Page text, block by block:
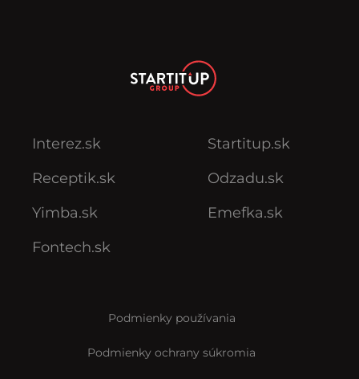
Interez.sk
Receptik.sk
Yimba.sk
Fontech.sk
Startitup.sk
Odzadu.sk
Emefka.sk
Podmienky používania
Podmienky ochrany súkromia